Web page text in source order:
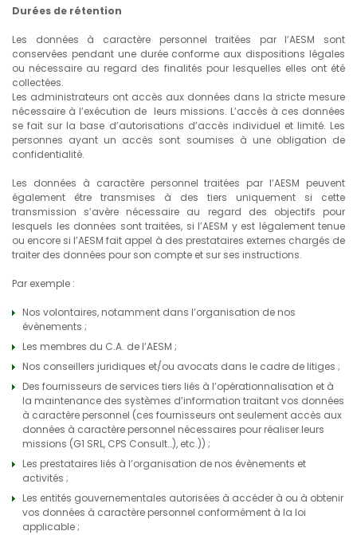
Durées de rétention
Les données à caractère personnel traitées par l’AESM sont
conservées pendant une durée conforme aux dispositions légales
ou nécessaire au regard des finalités pour lesquelles elles ont été
collectées.
Les administrateurs ont accès aux données dans la stricte mesure
nécessaire à l’exécution de leurs missions. L’accès à ces données
se fait sur la base d’autorisations d’accès individuel et limité. Les
personnes ayant un accès sont soumises à une obligation de
confidentialité.
Les données à caractère personnel traitées par l’AESM peuvent
également être transmises à des tiers uniquement si cette
transmission s’avère nécessaire au regard des objectifs pour
lesquels les données sont traitées, si l’AESM y est légalement tenue
ou encore si l’AESM fait appel à des prestataires externes chargés de
traiter des données pour son compte et sur ses instructions.
Par exemple :
Nos volontaires, notamment dans l’organisation de nos
évènements ;
Les membres du C.A. de l’AESM ;
Nos conseillers juridiques et/ou avocats dans le cadre de litiges ;
Des fournisseurs de services tiers liés à l’opérationnalisation et à
la maintenance des systèmes d’information traitant vos données
à caractère personnel (ces fournisseurs ont seulement accès aux
données à caractère personnel nécessaires pour réaliser leurs
missions (G1 SRL, CPS Consult…), etc.)) ;
Les prestataires liés à l’organisation de nos évènements et
activités ;
Les entités gouvernementales autorisées à accéder à ou à obtenir
vos données à caractère personnel conformément à la loi
applicable ;